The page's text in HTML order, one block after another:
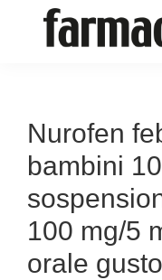
sul
mondo
della
farmacia
online
Nurofen
bambini
100 mg/5
orale